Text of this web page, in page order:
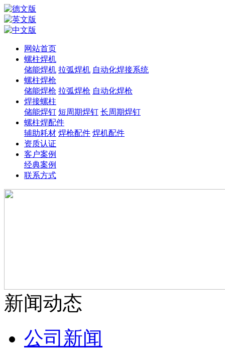
网站首页
螺柱焊机
储能焊机 拉弧焊机 自动化焊接系统
螺柱焊枪
储能焊枪 拉弧焊枪 自动化焊枪
焊接螺柱
储能焊钉 短周期焊钉 长周期焊钉
螺柱焊配件
辅助耗材 焊枪配件 焊机配件
资质认证
客户案例
经典案例
联系方式
新闻动态
公司新闻